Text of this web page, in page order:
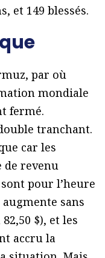
et 149 blessés.
par où
mondiale
fermé.
tranchant.
car les
de revenu
pour l’heure
sans
$), et les
accru la